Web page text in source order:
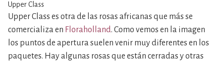
Upper Class
Upper Class es otra de las rosas africanas que más se
comercializa en Floraholland. Como vemos en la imagen
los puntos de apertura suelen venir muy diferentes en los
paquetes. Hay algunas rosas que están cerradas y otras